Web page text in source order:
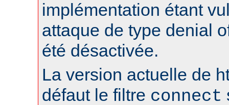
implémentation étant
attaque de type denial
été désactivée.
La version actuelle de
défaut le filtre connect